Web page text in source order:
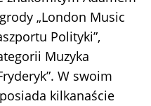
„London Music
Polityki”,
Muzyka
W swoim
kilkanaście